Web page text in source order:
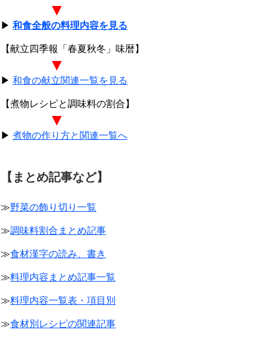
▼
▶ 和食全般の料理内容を見る
【献立四季報「春夏秋冬」味暦】
▼
▶ 和食の献立関連一覧を見る
【煮物レシピと調味料の割合】
▼
▶ 煮物の作り方と関連一覧へ
【まとめ記事など】
≫野菜の飾り切り一覧
≫調味料割合まとめ記事
≫食材漢字の読み、書き
≫料理内容まとめ記事一覧
≫料理内容一覧表・項目別
≫食材別レシピの関連記事